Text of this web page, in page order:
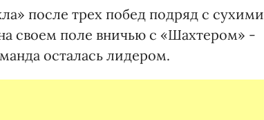
после трех побед подряд с сухими
своем поле вничью с «Шахтером» -
осталась лидером.